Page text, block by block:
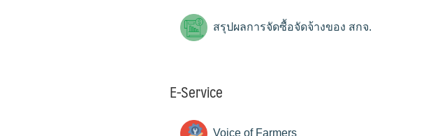
สรุปผลการจัดซื้อจัดจ้างของ สกจ.
E-Service
Voice of Farmers